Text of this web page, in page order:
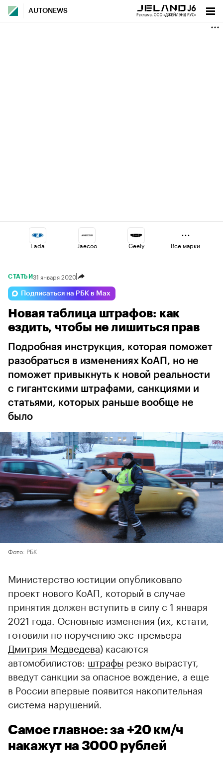
AUTONEWS
Lada Jaecoo Geely
Changan Omoda
Haval Volga Esteo
Все марки
СТАТЬИ31 января 2020
Подписаться на РБК в Max
Новая таблица штрафов: как
ездить, чтобы не лишиться прав
Подробная инструкция, которая поможет
разобраться в изменениях КоАП, но не
поможет привыкнуть к новой реальности
с гигантскими штрафами, санкциями и
статьями, которых раньше вообще не
было
Фото: РБК
Министерство юстиции опубликовало
проект нового КоАП, который в случае
принятия должен вступить в силу с 1 января
2021 года. Основные изменения (их, кстати,
готовили по поручению экс-премьера
Дмитрия Медведева) касаются
автомобилистов: штрафы резко вырастут,
введут санкции за опасное вождение, а еще
в России впервые появится накопительная
система нарушений.
Самое главное: за +20 км/ч
накажут на 3000 рублей